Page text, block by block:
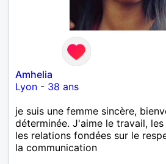
Amhelia
Lyon - 38 ans
je suis une femme sincère,
déterminée. J'aime le travail,
les relations fondées sur le
la communication